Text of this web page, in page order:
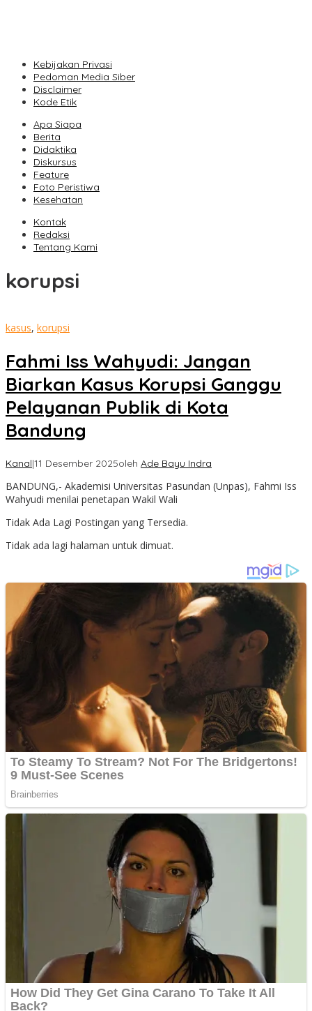
Kebijakan Privasi
Pedoman Media Siber
Disclaimer
Kode Etik
Apa Siapa
Berita
Didaktika
Diskursus
Feature
Foto Peristiwa
Kesehatan
Kontak
Redaksi
Tentang Kami
korupsi
kasus, korupsi
Fahmi Iss Wahyudi: Jangan
Biarkan Kasus Korupsi Ganggu
Pelayanan Publik di Kota
Bandung
Kanal|11 Desember 2025oleh Ade Bayu Indra
BANDUNG,- Akademisi Universitas Pasundan (Unpas), Fahmi Iss
Wahyudi menilai penetapan Wakil Wali
Tidak Ada Lagi Postingan yang Tersedia.
Tidak ada lagi halaman untuk dimuat.